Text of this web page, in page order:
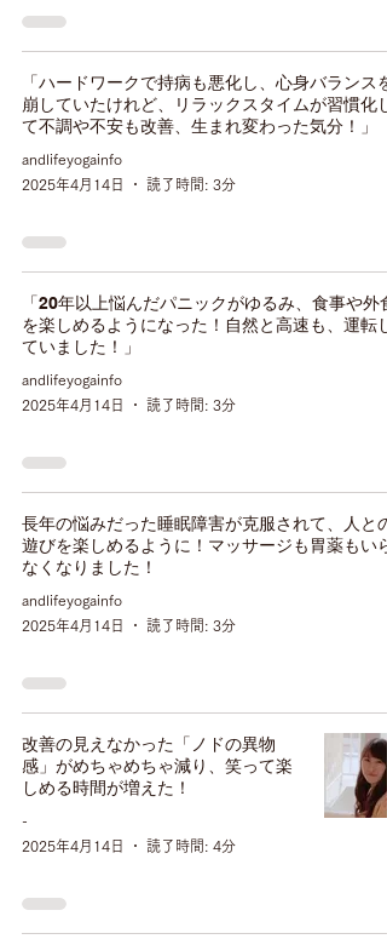
「ハードワークで持病も悪化し、心身バランスを
崩していたけれど、リラックスタイムが習慣化し
て不調や不安も改善、生まれ変わった気分！」
andlifeyogainfo
2025年4月14日
読了時間: 3分
「20年以上悩んだパニックがゆるみ、食事や外食
を楽しめるようになった！自然と高速も、運転し
ていました！」
andlifeyogainfo
2025年4月14日
読了時間: 3分
長年の悩みだった睡眠障害が克服されて、人との
遊びを楽しめるように！マッサージも胃薬もいら
なくなりました！
andlifeyogainfo
2025年4月14日
読了時間: 3分
改善の見えなかった「ノドの異物
感」がめちゃめちゃ減り、笑って楽
しめる時間が増えた！
-
2025年4月14日
読了時間: 4分